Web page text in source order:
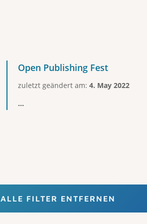
Open Publishing Fest
zuletzt geändert am: 4. May 2022
...
ALLE FILTER ENTFERNEN